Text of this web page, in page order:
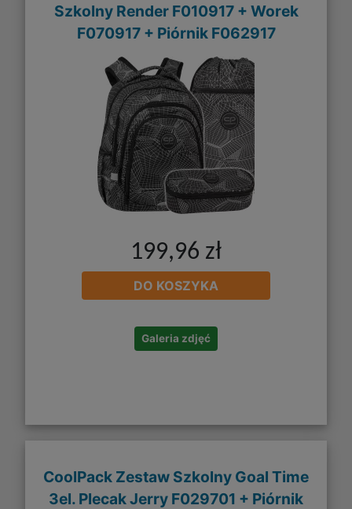
Szkolny Render F010917 + Worek
F070917 + Piórnik F062917
199,96 zł
DO KOSZYKA
Galeria zdjęć
CoolPack Zestaw Szkolny Goal Time
3el. Plecak Jerry F029701 + Piórnik